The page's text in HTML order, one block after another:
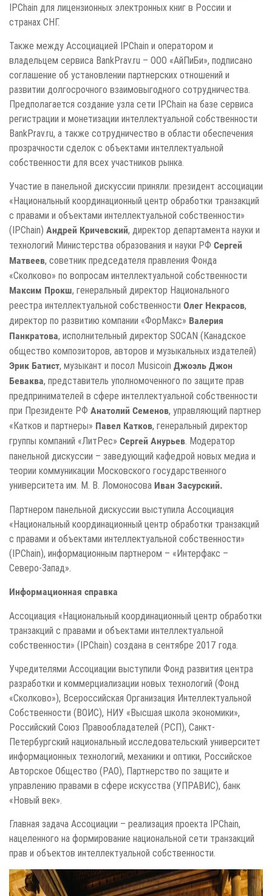
IPChain для лицензионных электронных книг в России и
странах СНГ.
Также между Ассоциацией IPChain и оператором и
владельцем сервиса BankPrav.ru – ООО «АйПиБи», подписано
соглашение об установлении партнерских отношений и
развитии долгосрочного взаимовыгодного сотрудничества.
Предполагается создание узла сети IPChain на базе сервиса
регистрации и монетизации интеллектуальной собственности
BankPrav.ru, а также сотрудничество в области обеспечения
прозрачности сделок с объектами интеллектуальной
собственности для всех участников рынка.
Участие в панельной дискуссии приняли: президент ассоциации
«Национальный координационный центр обработки транзакций
с правами и объектами интеллектуальной собственности»
(IPChain) Андрей Кричевский, директор департамента науки и
технологий Министерства образования и науки РФ Сергей
Матвеев, советник председателя правления Фонда
«Сколково» по вопросам интеллектуальной собственности
Максим Прокш, генеральный директор Национального
реестра интеллектуальной собственности Олег Некрасов,
директор по развитию компании «ФорМакс» Валерия
Панкратова, исполнительный директор SOCAN (Канадское
общество композиторов, авторов и музыкальных издателей)
Эрик Батист, музыкант и посол Musicoin Джоэль Джон
Беваква, представитель уполномоченного по защите прав
предпринимателей в сфере интеллектуальной собственности
при Президенте РФ Анатолий Семенов, управляющий партнер
«Катков и партнеры» Павел Катков, генеральный директор
группы компаний «ЛитРес» Сергей Анурьев . Модератор
панельной дискуссии – заведующий кафедрой новых медиа и
теории коммуникации Московского государственного
университета им. М. В. Ломоносова Иван Засурский.
Партнером панельной дискуссии выступила Ассоциация
«Национальный координационный центр обработки транзакций
с правами и объектами интеллектуальной собственности»
(IPChain), информационным партнером – «Интерфакс –
Северо-Запад».
Информационная справка
Ассоциация «Национальный координационный центр обработки
транзакций с правами и объектами интеллектуальной
собственности» (IPChain) создана в сентябре 2017 года.
Учредителями Ассоциации выступили Фонд развития центра
разработки и коммерциализации новых технологий (Фонд
«Сколково»), Всероссийская Организация Интеллектуальной
Собственности (ВОИС), НИУ «Высшая школа экономики»,
Российский Союз Правообладателей (РСП), Санкт-
Петербургский национальный исследовательский университет
информационных технологий, механики и оптики, Российское
Авторское Общество (РАО), Партнерство по защите и
управлению правами в сфере искусства (УПРАВИС), банк
«Новый век».
Главная задача Ассоциации – реализация проекта IPChain,
нацеленного на формирование национальной сети транзакций
прав и объектов интеллектуальной собственности.